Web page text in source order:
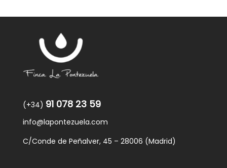
(+34) 91 078 23 59
info@lapontezuela.com
C/Conde de Peñalver, 45 – 28006 (Madrid)